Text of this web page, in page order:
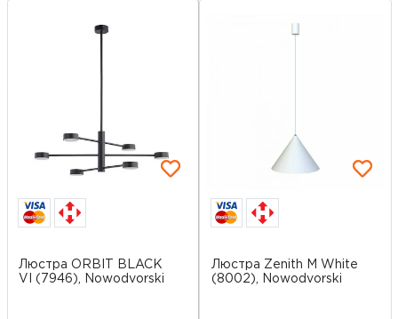
Люстра ORBIT BLACK
VI (7946), Nowodvorski
Люстра Zenith M White
(8002), Nowodvorski